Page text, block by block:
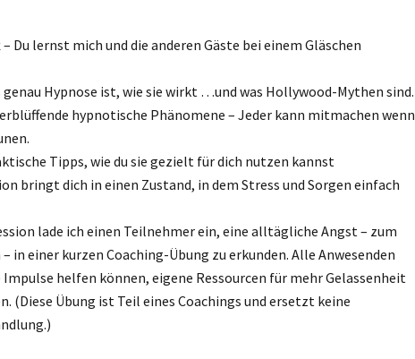
– Du lernst mich und die anderen Gäste bei einem Gläschen
genau Hypnose ist, wie sie wirkt …und was Hollywood-Mythen sind.
hypnotische Phänomene – Jeder kann mitmachen wenn
Tipps, wie du sie gezielt für dich nutzen kannst
bringt dich in einen Zustand, in dem Stress und Sorgen einfach
lade ich einen Teilnehmer ein, eine alltägliche Angst – zum
in einer kurzen Coaching-Übung zu erkunden. Alle Anwesenden
helfen können, eigene Ressourcen für mehr Gelassenheit
(Diese Übung ist Teil eines Coachings und ersetzt keine